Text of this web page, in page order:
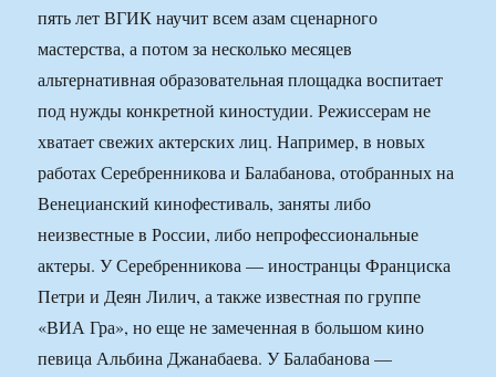
пять лет ВГИК научит всем азам сценарного
мастерства, а потом за несколько месяцев
альтернативная образовательная площадка воспитает
под нужды конкретной киностудии. Режиссерам не
хватает свежих актерских лиц. Например, в новых
работах Серебренникова и Балабанова, отобранных на
Венецианский кинофестиваль, заняты либо
неизвестные в России, либо непрофессиональные
актеры. У Серебренникова — иностранцы Франциска
Петри и Деян Лилич, а также известная по группе
«ВИА Гра», но еще не замеченная в большом кино
певица Альбина Джанабаева. У Балабанова —